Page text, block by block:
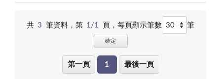
共 3 筆資料，第 1/1 頁， 每頁顯示筆數 筆
確定
第一頁 1 最後一頁